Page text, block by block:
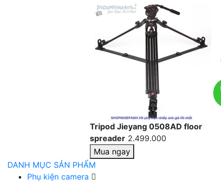
Tripod Jieyang 0508AD floor
spreader 2.499.000
Mua ngay
DANH MỤC SẢN PHẨM
Phụ kiện camera